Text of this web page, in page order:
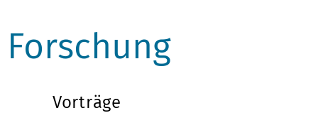
Forschung
Vorträge